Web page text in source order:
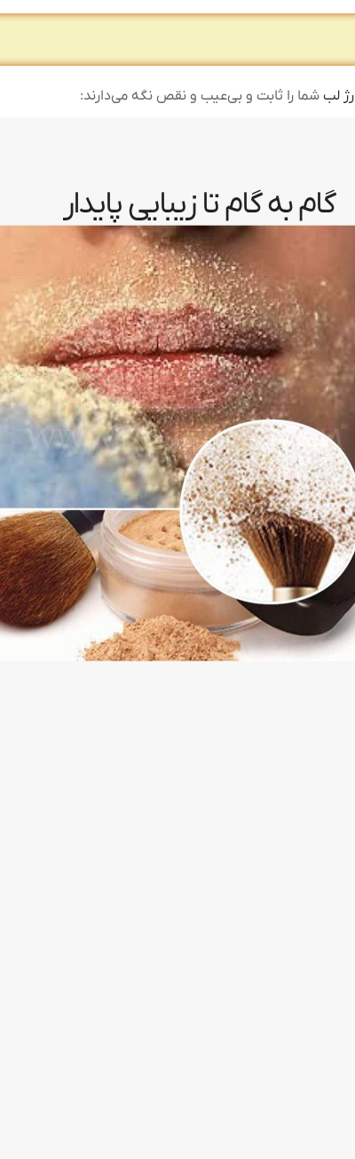
رژ لب شما را ثابت و بی‌عیب و نقص نگه می‌دارند:
گام به گام تا زیبایی پایدار